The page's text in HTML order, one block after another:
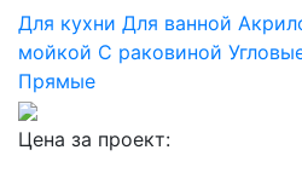
Для кухни Для ванной
мойкой С раковиной
Прямые
Цена за проект: